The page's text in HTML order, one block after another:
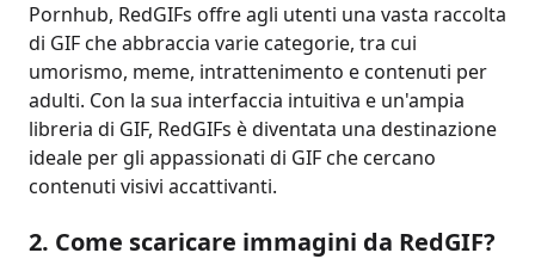
Pornhub, RedGIFs offre agli utenti una vasta raccolta
di GIF che abbraccia varie categorie, tra cui
umorismo, meme, intrattenimento e contenuti per
adulti. Con la sua interfaccia intuitiva e un'ampia
libreria di GIF, RedGIFs è diventata una destinazione
ideale per gli appassionati di GIF che cercano
contenuti visivi accattivanti.
2. Come scaricare immagini da RedGIF?